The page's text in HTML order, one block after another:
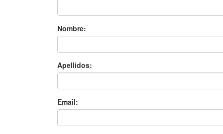
Nombre:
Apellidos:
Email: